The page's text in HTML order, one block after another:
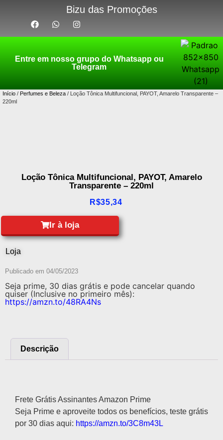
Bizu das Promoções
Entre em nosso grupo do Whatsapp ou
Telegram
Início / Perfumes e Beleza / Loção Tônica Multifuncional, PAYOT, Amarelo Transparente –
220ml
Loção Tônica Multifuncional, PAYOT, Amarelo
Transparente – 220ml
R$35,34
Ir à loja
Loja
Publicado em 04/05/2023
Seja prime, 30 dias grátis e pode cancelar quando
quiser (Inclusive no primeiro mês):
https://amzn.to/48RA4Ns
Descrição
Frete Grátis Assinantes Amazon Prime
Seja Prime e aproveite todos os benefícios, teste grátis
por 30 dias aqui: https://amzn.to/3C8m43L